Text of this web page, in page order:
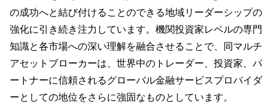
の成功へと結び付けることのできる地域リーダーシップの
強化に引き続き注力しています。機関投資家レベルの専門
知識と各市場への深い理解を融合させることで、同マルチ
アセットブローカーは、世界中のトレーダー、投資家、パ
ートナーに信頼されるグローバル金融サービスプロバイダ
ーとしての地位をさらに強固なものとしています。